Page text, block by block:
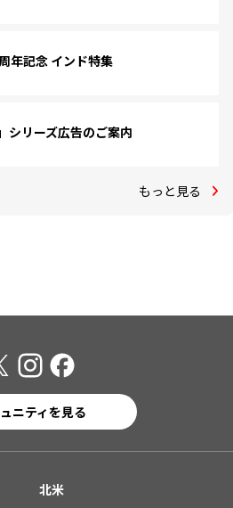
年記念 インド特集
シリーズ広告のご案内
もっと見る
ニティを見る
北米